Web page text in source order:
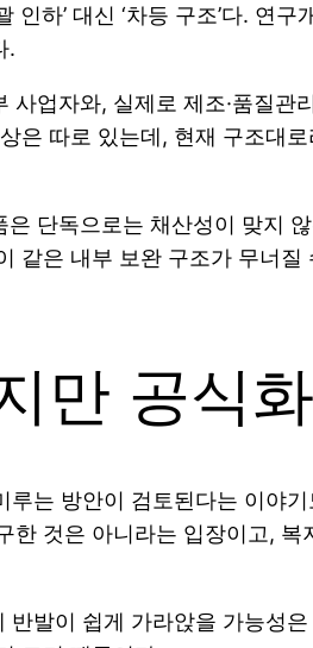
하’ 대신 ‘차등 구조’다. 연
.
업자와, 실제로 제조·품질
은 따로 있는데, 현재 구조대
단독으로는 채산성이 맞지
같은 내부 보완 구조가 무너
만 공식
는 방안이 검토된다는 이야
것은 아니라는 입장이고,
발이 쉽게 가라앉을 가능성